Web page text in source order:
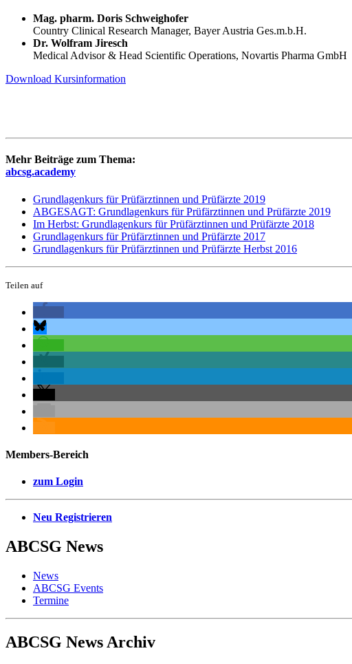
Mag. pharm. Doris Schweighofer
Country Clinical Research Manager, Bayer Austria Ges.m.b.H.
Dr. Wolfram Jiresch
Medical Advisor & Head Scientific Operations, Novartis Pharma GmbH
Download Kursinformation
Mehr Beiträge zum Thema:
abcsg.academy
Grundlagenkurs für Prüfärztinnen und Prüfärzte 2019
ABGESAGT: Grundlagenkurs für Prüfärztinnen und Prüfärzte 2019
Im Herbst: Grundlagenkurs für Prüfärztinnen und Prüfärzte 2018
Grundlagenkurs für Prüfärztinnen und Prüfärzte 2017
Grundlagenkurs für Prüfärztinnen und Prüfärzte Herbst 2016
Teilen auf
Members-Bereich
zum Login
Neu Registrieren
ABCSG News
News
ABCSG Events
Termine
ABCSG News Archiv